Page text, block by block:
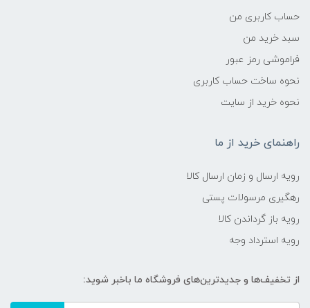
حساب کاربری من
سبد خرید من
فراموشی رمز عبور
نحوه ساخت حساب کاربری
نحوه خرید از سایت
راهنمای خرید از ما
رویه ارسال و زمان ارسال کالا
رهگیری مرسولات پستی
رویه باز گرداندن کالا
رویه استرداد وجه
از تخفیف‌ها و جدیدترین‌های فروشگاه ما باخبر شوید: